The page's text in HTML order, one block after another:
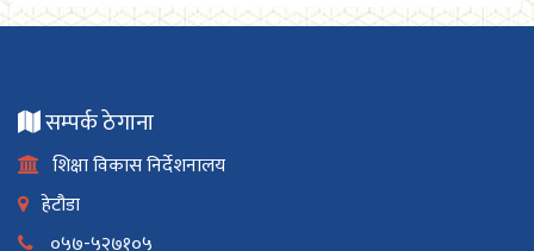
सम्पर्क ठेगाना
शिक्षा विकास निर्देशनालय
हेटौडा
०५७-५२७१०५